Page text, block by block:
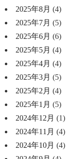
2025年8月 (4)
2025年7月 (5)
2025年6月 (6)
2025年5月 (4)
2025年4月 (4)
2025年3月 (5)
2025年2月 (4)
2025年1月 (5)
2024年12月 (1)
2024年11月 (4)
2024年10月 (4)